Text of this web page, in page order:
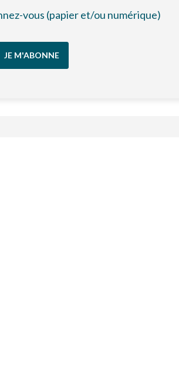
vous (papier et/ou numérique)
JE M'ABONNE